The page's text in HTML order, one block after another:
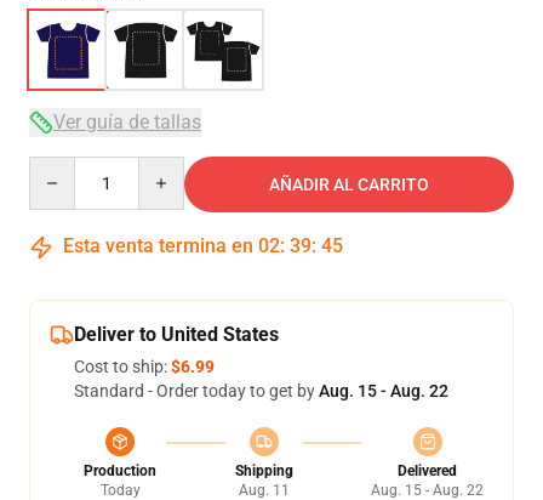
Ver guía de tallas
AÑADIR AL CARRITO
Esta venta termina en 02: 39: 45
Deliver to United States
Cost to ship:$6.99
Standard - Order today to get byAug. 15 - Aug. 22
Production
Today
Shipping
Aug. 11
Delivered
Aug. 15 - Aug. 22